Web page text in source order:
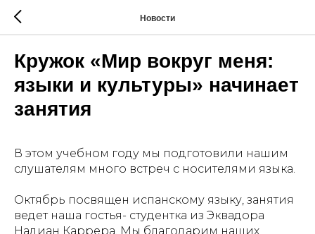
Новости
Кружок «Мир вокруг меня:
языки и культуры» начинает
занятия
В этом учебном году мы подготовили нашим
слушателям много встреч с носителями языка.
Октябрь посвящен испанскому языку, занятия
ведет наша гостья- студентка из Эквадора
Надиан Каррера. Мы благодарим наших